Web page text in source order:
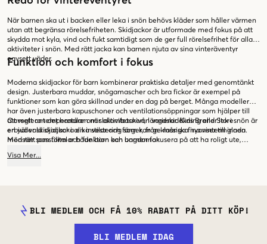
När barnen ska ut i backen eller leka i snön behövs kläder som håller värmen
utan att begränsa rörelsefriheten. Skidjackor är utformade med fokus på att
skydda mot kyla, vind och fukt samtidigt som de ger full rörelsefrihet för alla
aktiviteter i snön. Med rätt jacka kan barnen njuta av sina vinteräventyr
oavsett väder.
Funktion och komfort i fokus
Moderna skidjackor för barn kombinerar praktiska detaljer med genomtänkt
design. Justerbara muddar, snögamascher och bra fickor är exempel på
funktioner som kan göra skillnad under en dag på berget. Många modeller
har även justerbara kapuschoner och ventilationsöppningar som hjälper till
att reglera temperaturen när aktivitetsnivån varierar. Kids Brand Store
erbjuder skidjackor i olika stilar och färger, från klassiska nyanser till glada
mönster som tilltalar både barn och ungdomar.
Oavsett om det handlar om slalombacken, längdskidåkning eller lek i snön är
en väl vald skidjacka en investering som kan ge många fina vinterminnen.
Med rätt passform och funktion kan barnen fokusera på att ha roligt ute,
vintervädret.
Visa Mer...
BLI MEDLEM OCH FÅ 10% RABATT PÅ DITT KÖP!
BLI MEDLEM IDAG